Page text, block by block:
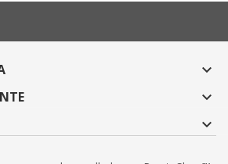


